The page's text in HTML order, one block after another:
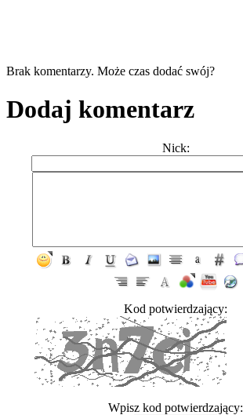
Brak komentarzy. Może czas dodać swój?
Dodaj komentarz
Nick:
Kod potwierdzający:
Wpisz kod potwierdzający: